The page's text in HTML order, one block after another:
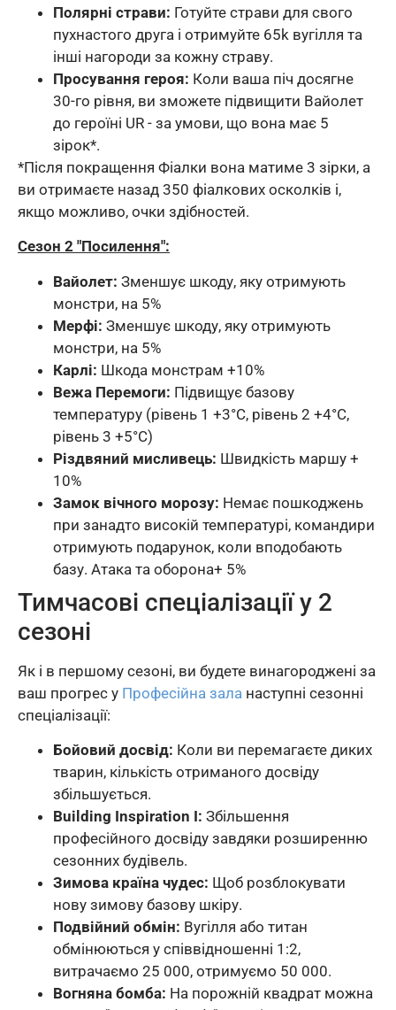
Полярні страви: Готуйте страви для свого
пухнастого друга і отримуйте 65k вугілля та
інші нагороди за кожну страву.
Просування героя: Коли ваша піч досягне
30-го рівня, ви зможете підвищити Вайолет
до героїні UR - за умови, що вона має 5
зірок*.
*Після покращення Фіалки вона матиме 3 зірки, а
ви отримаєте назад 350 фіалкових осколків і,
якщо можливо, очки здібностей.
Сезон 2 "Посилення":
Вайолет: Зменшує шкоду, яку отримують
монстри, на 5%
Мерфі: Зменшує шкоду, яку отримують
монстри, на 5%
Карлі: Шкода монстрам +10%
Вежа Перемоги: Підвищує базову
температуру (рівень 1 +3°C, рівень 2 +4°C,
рівень 3 +5°C)
Різдвяний мисливець: Швидкість маршу +
10%
Замок вічного морозу: Немає пошкоджень
при занадто високій температурі, командири
отримують подарунок, коли вподобають
базу. Атака та оборона+ 5%
Тимчасові спеціалізації у 2
сезоні
Як і в першому сезоні, ви будете винагороджені за
ваш прогрес у Професійна зала наступні сезонні
спеціалізації:
Бойовий досвід: Коли ви перемагаєте диких
тварин, кількість отриманого досвіду
збільшується.
Building Inspiration I: Збільшення
професійного досвіду завдяки розширенню
сезонних будівель.
Зимова країна чудес: Щоб розблокувати
нову зимову базову шкіру.
Подвійний обмін: Вугілля або титан
обмінюються у співвідношенні 1:2,
витрачаємо 25 000, отримуємо 50 000.
Вогняна бомба: На порожній квадрат можна